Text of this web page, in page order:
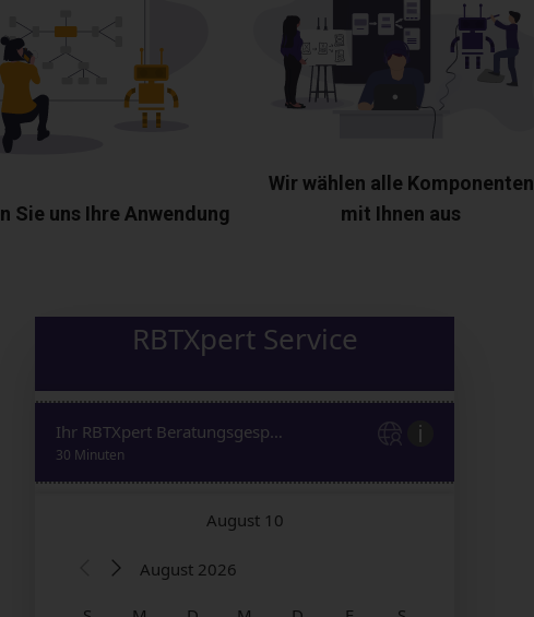
Sie uns Ihre Anwendung
Wir wählen alle Komponenten
mit Ihnen aus